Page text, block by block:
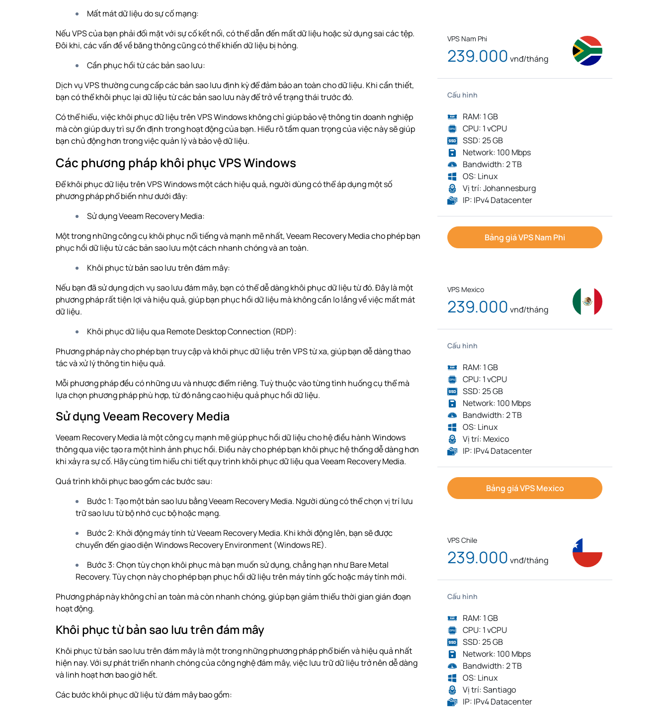
Mất mát dữ liệu do sự cố mạng:
Nếu VPS của bạn phải đối mặt với sự cố kết nối, có thể dẫn đến mất dữ liệu hoặc sử dụng sai các tệp.
Đôi khi, các vấn đề về băng thông cũng có thể khiến dữ liệu bị hỏng.
Cần phục hồi từ các bản sao lưu:
Dịch vụ VPS thường cung cấp các bản sao lưu định kỳ để đảm bảo an toàn cho dữ liệu. Khi cần thiết,
bạn có thể khôi phục lại dữ liệu từ các bản sao lưu này để trở về trạng thái trước đó.
Có thể hiểu, việc khôi phục dữ liệu trên VPS Windows không chỉ giúp bảo vệ thông tin doanh nghiệp
mà còn giúp duy trì sự ổn định trong hoạt động của bạn. Hiểu rõ tầm quan trọng của việc này sẽ giúp
bạn chủ động hơn trong việc quản lý và bảo vệ dữ liệu.
Các phương pháp khôi phục VPS Windows
Để khôi phục dữ liệu trên VPS Windows một cách hiệu quả, người dùng có thể áp dụng một số
phương pháp phổ biến như dưới đây:
Sử dụng Veeam Recovery Media:
Một trong những công cụ khôi phục nổi tiếng và mạnh mẽ nhất, Veeam Recovery Media cho phép bạn
phục hồi dữ liệu từ các bản sao lưu một cách nhanh chóng và an toàn.
Khôi phục từ bản sao lưu trên đám mây:
Nếu bạn đã sử dụng dịch vụ sao lưu đám mây, bạn có thể dễ dàng khôi phục dữ liệu từ đó. Đây là một
phương pháp rất tiện lợi và hiệu quả, giúp bạn phục hồi dữ liệu mà không cần lo lắng về việc mất mát
dữ liệu.
Khôi phục dữ liệu qua Remote Desktop Connection (RDP):
Phương pháp này cho phép bạn truy cập và khôi phục dữ liệu trên VPS từ xa, giúp bạn dễ dàng thao
tác và xử lý thông tin hiệu quả.
Mỗi phương pháp đều có những ưu và nhược điểm riêng. Tuỳ thuộc vào từng tình huống cụ thể mà
lựa chọn phương pháp phù hợp, từ đó nâng cao hiệu quả phục hồi dữ liệu.
Sử dụng Veeam Recovery Media
Veeam Recovery Media là một công cụ mạnh mẽ giúp phục hồi dữ liệu cho hệ điều hành Windows
thông qua việc tạo ra một hình ảnh phục hồi. Điều này cho phép bạn khôi phục hệ thống dễ dàng hơn
khi xảy ra sự cố. Hãy cùng tìm hiểu chi tiết quy trình khôi phục dữ liệu qua Veeam Recovery Media.
Quá trình khôi phục bao gồm các bước sau:
Bước 1: Tạo một bản sao lưu bằng Veeam Recovery Media. Người dùng có thể chọn vị trí lưu
trữ sao lưu từ bộ nhớ cục bộ hoặc mạng.
Bước 2: Khởi động máy tính từ Veeam Recovery Media. Khi khởi động lên, bạn sẽ được
chuyển đến giao diện Windows Recovery Environment (Windows RE).
Bước 3: Chọn tùy chọn khôi phục mà bạn muốn sử dụng, chẳng hạn như Bare Metal
Recovery. Tùy chọn này cho phép bạn phục hồi dữ liệu trên máy tính gốc hoặc máy tính mới.
Phương pháp này không chỉ an toàn mà còn nhanh chóng, giúp bạn giảm thiểu thời gian gián đoạn
hoạt động.
Khôi phục từ bản sao lưu trên đám mây
Khôi phục từ bản sao lưu trên đám mây là một trong những phương pháp phổ biến và hiệu quả nhất
hiện nay. Với sự phát triển nhanh chóng của công nghệ đám mây, việc lưu trữ dữ liệu trở nên dễ dàng
và linh hoạt hơn bao giờ hết.
Các bước khôi phục dữ liệu từ đám mây bao gồm:
VPS Nam Phi
239.000 vnđ/tháng
Cấu hình
RAM: 1 GB
CPU: 1 vCPU
SSD: 25 GB
Network: 100 Mbps
Bandwidth: 2 TB
OS: Linux
Vị trí: Johannesburg
IP: IPv4 Datacenter
Bảng giá VPS Nam Phi
VPS Mexico
239.000 vnđ/tháng
Cấu hình
RAM: 1 GB
CPU: 1 vCPU
SSD: 25 GB
Network: 100 Mbps
Bandwidth: 2 TB
OS: Linux
Vị trí: Mexico
IP: IPv4 Datacenter
Bảng giá VPS Mexico
VPS Chile
239.000 vnđ/tháng
Cấu hình
RAM: 1 GB
CPU: 1 vCPU
SSD: 25 GB
Network: 100 Mbps
Bandwidth: 2 TB
OS: Linux
Vị trí: Santiago
IP: IPv4 Datacenter